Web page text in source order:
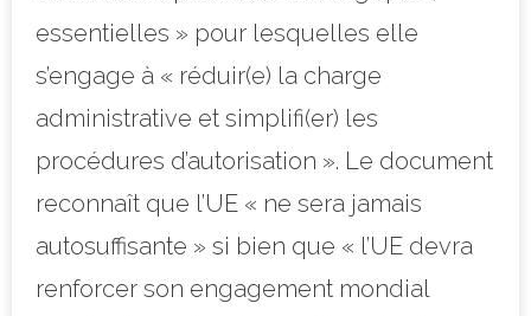
essentielles » pour lesquelles elle
s’engage à « réduir(e) la charge
administrative et simplifi(er) les
procédures d’autorisation ». Le document
reconnaît que l’UE « ne sera jamais
autosuffisante » si bien que « l’UE devra
renforcer son engagement mondial